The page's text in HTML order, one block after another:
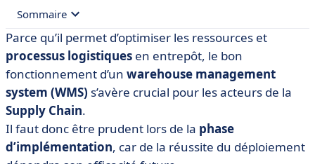
Sommaire
• Étape 1 - Mobiliser votre organisation dans une
démarche collaborative
• Étape 2 - Définir précisément le périmètre du
changement
• Étape 3. Consulter les équipes terrain
• Étape 4. Définir et déployer l'équipe projet
Parce qu’il permet d’optimiser les ressources et
processus logistiques en entrepôt, le bon
fonctionnement d’un warehouse management
system (WMS) s’avère crucial pour les acteurs de la
Supply Chain.
Il faut donc être prudent lors de la phase
d’implémentation, car de la réussite du déploiement